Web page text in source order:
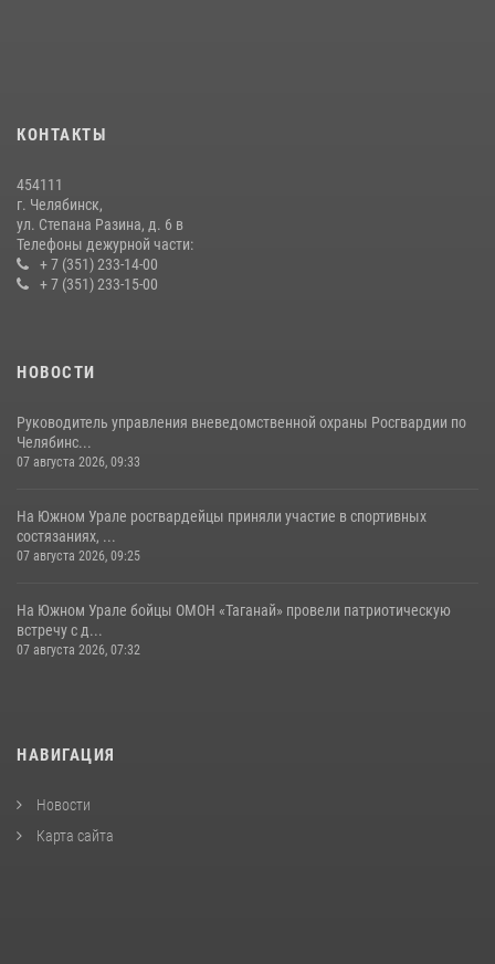
14 июля 2026, 05:15
КОНТАКТЫ
454111
г. Челябинск,
ул. Степана Разина, д. 6 в
Телефоны дежурной части:
+ 7 (351) 233-14-00
+ 7 (351) 233-15-00
НОВОСТИ
Руководитель управления вневедомственной охраны Росгвардии по
Челябинс...
07 августа 2026, 09:33
На Южном Урале росгвардейцы приняли участие в спортивных
состязаниях, ...
07 августа 2026, 09:25
На Южном Урале бойцы ОМОН «Таганай» провели патриотическую
встречу с д...
07 августа 2026, 07:32
НАВИГАЦИЯ
Новости
Карта сайта